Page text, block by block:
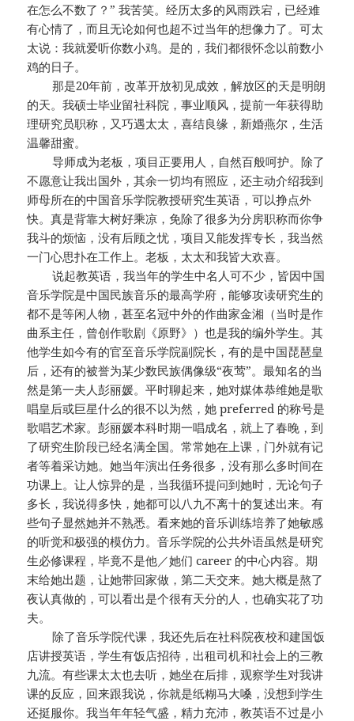
在怎么不数了？” 我苦笑。经历太多的风雨跌宕，已经难
有心情了，而且无论如何也超不过当年的想像力了。可太
太说：我就爱听你数小鸡。是的，我们都很怀念以前数小
鸡的日子。
那是20年前，改革开放初见成效，解放区的天是明朗
的天。我硕士毕业留社科院，事业顺风，提前一年获得助
理研究员职称，又巧遇太太，喜结良缘，新婚燕尔，生活
温馨甜蜜。
导师成为老板，项目正要用人，自然百般呵护。除了
不愿意让我出国外，其余一切均有照应，还主动介绍我到
师母所在的中国音乐学院教授研究生英语，可以挣点外
快。真是背靠大树好乘凉，免除了很多为分房职称而你争
我斗的烦恼，没有后顾之忧，项目又能发挥专长，我当然
一门心思扑在工作上。老板，太太和我皆大欢喜。
说起教英语，我当年的学生中名人可不少，皆因中国
音乐学院是中国民族音乐的最高学府，能够攻读研究生的
都不是等闲人物，甚至名冠中外的作曲家金湘（当时是作
曲系主任，曾创作歌剧《原野》）也是我的编外学生。其
他学生如今有的官至音乐学院副院长，有的是中国琵琶皇
后，还有的被誉为某少数民族偶像级“夜莺”。最知名的当
然是第一夫人彭丽媛。平时聊起来，她对媒体恭维她是歌
唱皇后或巨星什么的很不以为然，她 preferred 的称号是
歌唱艺术家。彭丽媛本科时期一唱成名，就上了春晚，到
了研究生阶段已经名满全国。常常她在上课，门外就有记
者等着采访她。她当年演出任务很多，没有那么多时间在
功课上。让人惊异的是，当我循环提问到她时，无论句子
多长，我说得多快，她都可以八九不离十的复述出来。有
些句子显然她并不熟悉。看来她的音乐训练培养了她敏感
的听觉和极强的模仿力。音乐学院的公共外语虽然是研究
生必修课程，毕竟不是他／她们 career 的中心内容。期
末给她出题，让她带回家做，第二天交来。她大概是熬了
夜认真做的，可以看出是个很有天分的人，也确实花了功
夫。
除了音乐学院代课，我还先后在社科院夜校和建国饭
店讲授英语，学生有饭店招待，出租司机和社会上的三教
九流。有些课太太也去听，她坐在后排，观察学生对我讲
课的反应，回来跟我说，你就是纸糊马大嗓，没想到学生
还挺服你。我当年年轻气盛，精力充沛，教英语不过是小